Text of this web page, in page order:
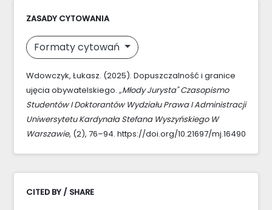
ZASADY CYTOWANIA
Formaty cytowań
Wdowczyk, Łukasz. (2025). Dopuszczalność i granice
ujęcia obywatelskiego. „Młody Jurysta" Czasopismo
Studentów I Doktorantów Wydziału Prawa I Administracji
Uniwersytetu Kardynała Stefana Wyszyńskiego W
Warszawie, (2), 76–94. https://doi.org/10.21697/mj.16490
CITED BY / SHARE